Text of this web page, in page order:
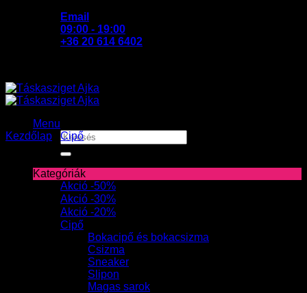
Email
09:00 - 19:00
+36 20 614 6402
Menu
Keresés
a
következőre:
Kategóriák
Akció -50%
Akció -30%
Akció -20%
Cipő
Bokacipő és bokacsizma
Csizma
Sneaker
Slipon
Magas sarok
Kezdőlap Cipő